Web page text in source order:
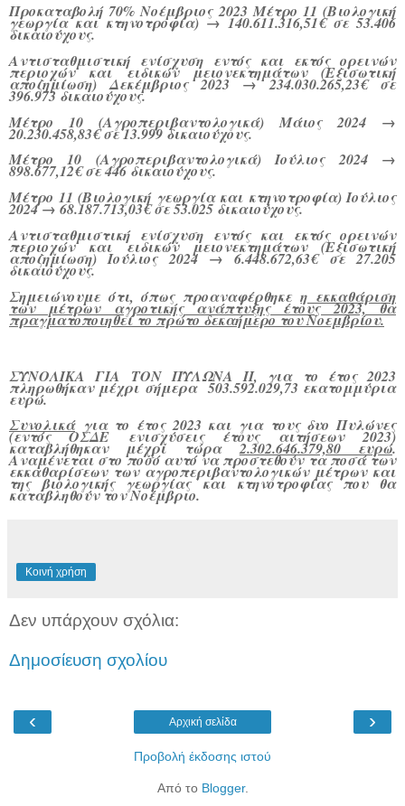
Προκαταβολή 70% Νοέμβριος 2023 Μέτρο 11 (Βιολογική
γεωργία και κτηνοτροφία) → 140.611.316,51€ σε 53.406
δικαιούχους.
Αντισταθμιστική ενίσχυση εντός και εκτός ορεινών
περιοχών και ειδικών μειονεκτημάτων (Εξισωτική
αποζημίωση) Δεκέμβριος 2023 → 234.030.265,23€ σε
396.973 δικαιούχους.
Μέτρο 10 (Αγροπεριβαντολογικά) Μάιος 2024 →
20.230.458,83€ σε 13.999 δικαιούχους.
Μέτρο 10 (Αγροπεριβαντολογικά) Ιούλιος 2024 →
898.677,12€ σε 446 δικαιούχους.
Μέτρο 11 (Βιολογική γεωργία και κτηνοτροφία) Ιούλιος
2024 → 68.187.713,03€ σε 53.025 δικαιούχους.
Αντισταθμιστική ενίσχυση εντός και εκτός ορεινών
περιοχών και ειδικών μειονεκτημάτων (Εξισωτική
αποζημίωση) Ιούλιος 2024 → 6.448.672,63€ σε 27.205
δικαιούχους.
Σημειώνουμε ότι, όπως προαναφέρθηκεη εκκαθάριση
των μέτρων αγροτικής ανάπτυξης έτους 2023, θα
πραγματοποιηθεί το πρώτο δεκαήμερο του Νοεμβρίου.
ΣΥΝΟΛΙΚΑ ΓΙΑ ΤΟΝ ΠΥΛΩΝΑ ΙΙ, για το έτος 2023
πληρωθήκαν μέχρι σήμερα 503.592.029,73 εκατομμύρια
ευρώ.
Συνολικάγια το έτος 2023 και για τους δυο Πυλώνες
(εντός ΟΣΔΕ ενισχύσεις έτους αιτήσεων 2023)
καταβλήθηκαν μέχρι τώρα2.302.646.379,80 ευρώ.
Αναμένεται στο ποσό αυτό να προστεθούν τα ποσά των
εκκαθαρίσεων των αγροπεριβαντολογικών μέτρων και
της βιολογικής γεωργίας και κτηνοτροφίας που θα
καταβληθούν τον Νοέμβριο.
Κοινή χρήση
Δεν υπάρχουν σχόλια:
Δημοσίευση σχολίου
‹ ›
Αρχική σελίδα
Προβολή έκδοσης ιστού
Από το Blogger.